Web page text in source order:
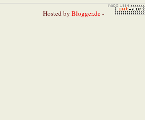
Hosted by Blogger.de-